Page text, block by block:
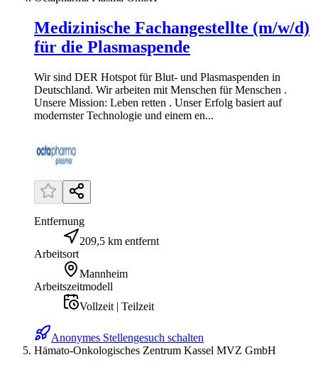
Medizinische Fachangestellte (m/w/d)
für die Plasmaspende
Wir sind DER Hotspot für Blut- und Plasmaspenden in
Deutschland. Wir arbeiten mit Menschen für Menschen .
Unsere Mission: Leben retten . Unser Erfolg basiert auf
modernster Technologie und einem en...
Entfernung
209,5 km entfernt
Arbeitsort
Mannheim
Arbeitszeitmodell
Vollzeit | Teilzeit
Anonymes Stellengesuch schalten
Hämato-Onkologisches Zentrum Kassel MVZ GmbH